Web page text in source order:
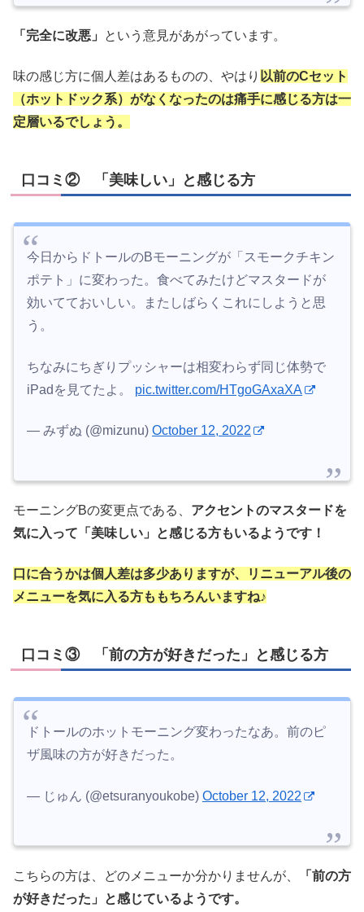
「完全に改悪」 という意見があがっています。
味の感じ方に個人差はあるものの、やはり 以前のCセット
（ホットドック系）がなくなったのは痛手に感じる方は一
定層いるでしょう。
口コミ② 「美味しい」と感じる方
今日からドトールのBモーニングが「スモークチキン
ポテト」に変わった。食べてみたけどマスタードが
効いてておいしい。またしばらくこれにしようと思
う。
ちなみにちぎりプッシャーは相変わらず同じ体勢で
iPadを見てたよ。 pic.twitter.com/HTgoGAxaXA
— みずぬ (@mizunu) October 12, 2022
モーニングBの変更点である、 アクセントのマスタードを
気に入って「美味しい」と感じる方もいるようです！
口に合うかは個人差は多少ありますが、リニューアル後の
メニューを気に入る方ももちろんいますね♪
口コミ③ 「前の方が好きだった」と感じる方
ドトールのホットモーニング変わったなあ。前のピ
ザ風味の方が好きだった。
— じゅん (@etsuranyoukobe) October 12, 2022
こちらの方は、どのメニューか分かりませんが、
「前の方
が好きだった」と感じているようです。